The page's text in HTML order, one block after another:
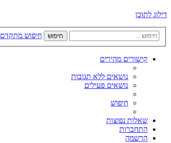
דילוג לתוכן
חיפוש חיפוש מתקדם
קישורים מהירים
נושאים ללא תגובות
נושאים פעילים
חיפוש
שאלות נפוצות
התחברות
הרשמה